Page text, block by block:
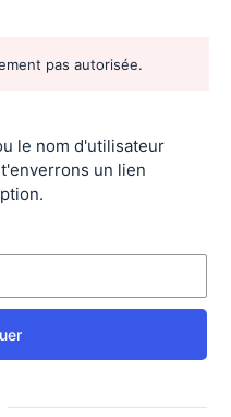
pas autorisée.
le nom d'utilisateur
un lien